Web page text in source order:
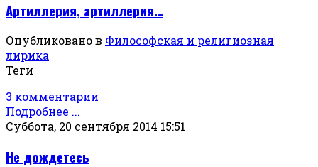
Артиллерия, артиллерия…
Опубликовано в Философская и религиозная
лирика
Теги
3 комментарии
Подробнее ...
Суббота, 20 сентября 2014 15:51
Не дождетесь